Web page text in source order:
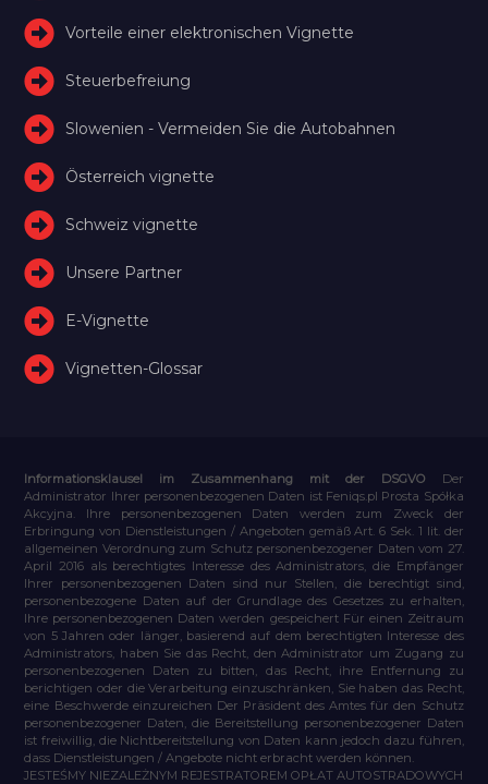
Vorteile einer elektronischen Vignette
Steuerbefreiung
Slowenien - Vermeiden Sie die Autobahnen
Österreich vignette
Schweiz vignette
Unsere Partner
E-Vignette
Vignetten-Glossar
Informationsklausel im Zusammenhang mit der DSGVO
Der
Administrator Ihrer personenbezogenen Daten ist Feniqs.pl Prosta Spółka
Akcyjna. Ihre personenbezogenen Daten werden zum Zweck der
Erbringung von Dienstleistungen / Angeboten gemäß Art. 6 Sek. 1 lit. der
allgemeinen Verordnung zum Schutz personenbezogener Daten vom 27.
April 2016 als berechtigtes Interesse des Administrators, die Empfänger
Ihrer personenbezogenen Daten sind nur Stellen, die berechtigt sind,
personenbezogene Daten auf der Grundlage des Gesetzes zu erhalten,
Ihre personenbezogenen Daten werden gespeichert Für einen Zeitraum
von 5 Jahren oder länger, basierend auf dem berechtigten Interesse des
Administrators, haben Sie das Recht, den Administrator um Zugang zu
personenbezogenen Daten zu bitten, das Recht, ihre Entfernung zu
berichtigen oder die Verarbeitung einzuschränken, Sie haben das Recht,
eine Beschwerde einzureichen Der Präsident des Amtes für den Schutz
personenbezogener Daten, die Bereitstellung personenbezogener Daten
ist freiwillig, die Nichtbereitstellung von Daten kann jedoch dazu führen,
dass Dienstleistungen / Angebote nicht erbracht werden können.
JESTEŚMY NIEZALEŻNYM REJESTRATOREM OPŁAT AUTOSTRADOWYCH